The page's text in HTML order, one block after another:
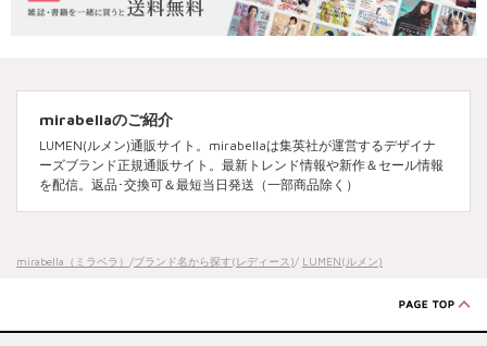
mirabellaのご紹介
LUMEN(ルメン)通販サイト。mirabellaは集英社が運営するデザイナ
ーズブランド正規通販サイト。最新トレンド情報や新作＆セール情報
を配信。返品･交換可＆最短当日発送（一部商品除く）
mirabella（ミラベラ） /ブランド名から探す(レディース)/ LUMEN(ルメン)